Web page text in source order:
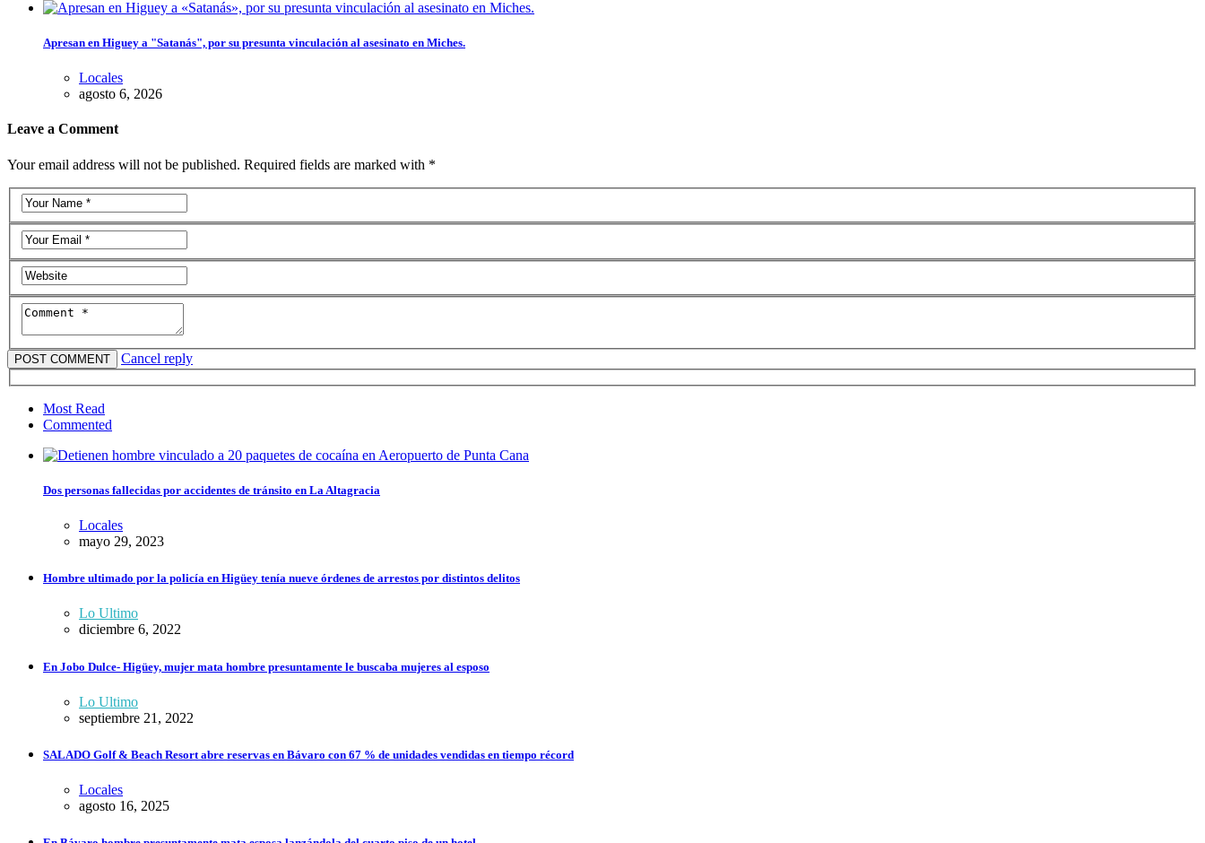
Apresan en Higuey a "Satanás", por su presunta vinculación al asesinato en Miches.
Locales
agosto 6, 2026
Leave a Comment
Your email address will not be published. Required fields are marked with *
Cancel reply
Most Read
Commented
Dos personas fallecidas por accidentes de tránsito en La Altagracia
Locales
mayo 29, 2023
Hombre ultimado por la policía en Higüey tenía nueve órdenes de arrestos por distintos delitos
Lo Ultimo
diciembre 6, 2022
En Jobo Dulce- Higüey, mujer mata hombre presuntamente le buscaba mujeres al esposo
Lo Ultimo
septiembre 21, 2022
SALADO Golf & Beach Resort abre reservas en Bávaro con 67 % de unidades vendidas en tiempo récord
Locales
agosto 16, 2025